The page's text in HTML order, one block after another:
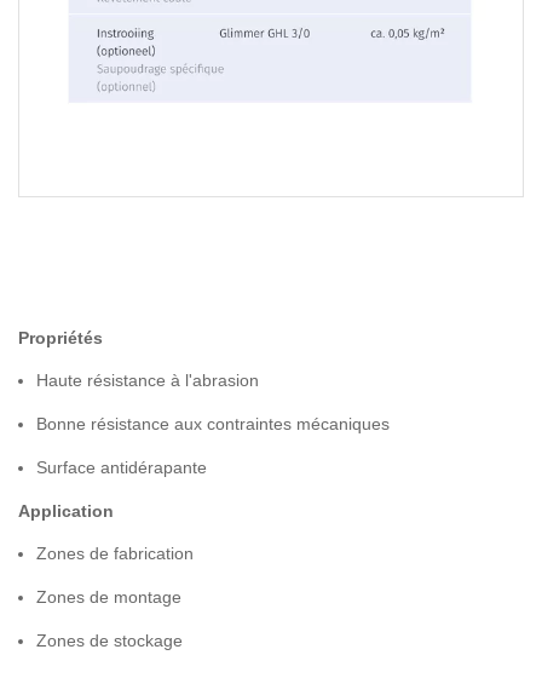
Propriétés
Haute résistance à l'abrasion
Bonne résistance aux contraintes mécaniques
Surface antidérapante
Application
Zones de fabrication
Zones de montage
Zones de stockage